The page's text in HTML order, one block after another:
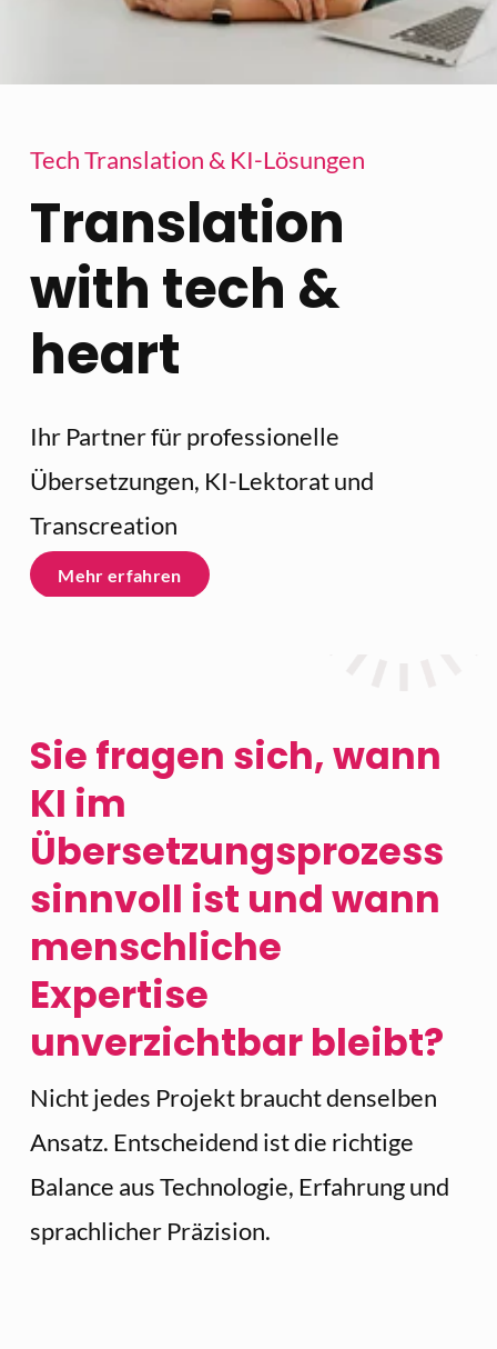
Tech Translation & KI-Lösungen
Translation
with tech &
heart
Ihr Partner für professionelle
Übersetzungen, KI-Lektorat und
Transcreation
Mehr erfahren
Sie fragen sich, wann
KI im
Übersetzungsprozess
sinnvoll ist und wann
menschliche
Expertise
unverzichtbar bleibt?
Nicht jedes Projekt braucht denselben
Ansatz. Entscheidend ist die richtige
Balance aus Technologie, Erfahrung und
sprachlicher Präzision.